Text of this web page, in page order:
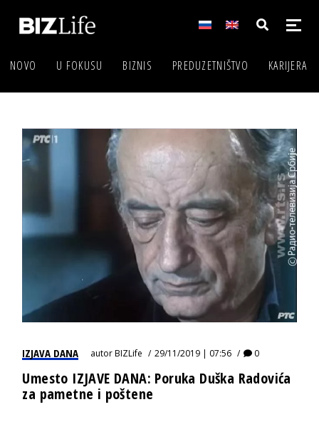
NOVO U FOKUSU BIZNIS PREDUZETNIŠTVO KARIJERA
IZJAVA DANA autorBIZLife 29/11/2019 | 07:56 0
Umesto IZJAVE DANA: Poruka Duška Radovića
za pametne i poštene